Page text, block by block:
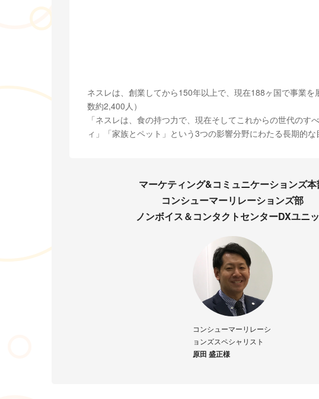
ネスレは、創業してから150年以上で、現在188ヶ国で事業
数約2,400人）
「ネスレは、食の持つ力で、現在そしてこれからの世代の
ィ」「家族とペット」という3つの影響分野にわたる長期的な
マーケティング&コミュニケーションズ本
コンシューマーリレーションズ部
ノンボイス＆コンタクトセンターDXユニ
コンシューマーリレーシ
ョンズスペシャリスト
原田 盛正様